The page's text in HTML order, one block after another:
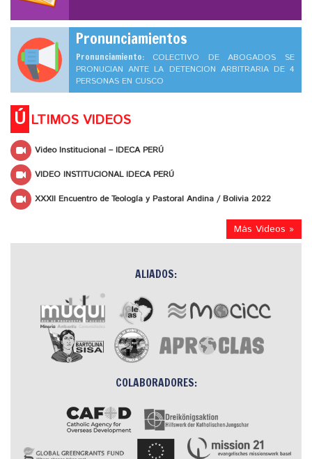
Pronunciamientos
Pronunciamiento: COLECTIVO DE ABOGADOS SE
PRONUCIAN ANTE LA DETENCION ARBITRARIA DE 4
PERSONAS EN CUSCO
Ú LTIMOS VIDEOS
Video Institucional – IDECA PERÚ
VIDEO INSTITUCIONAL IDECA PERÚ
XXXII Encuentro de Teología y Pastoral Andina / Bolivia 2022
Más Videos »
ALIADOS:
COLABORADORES: